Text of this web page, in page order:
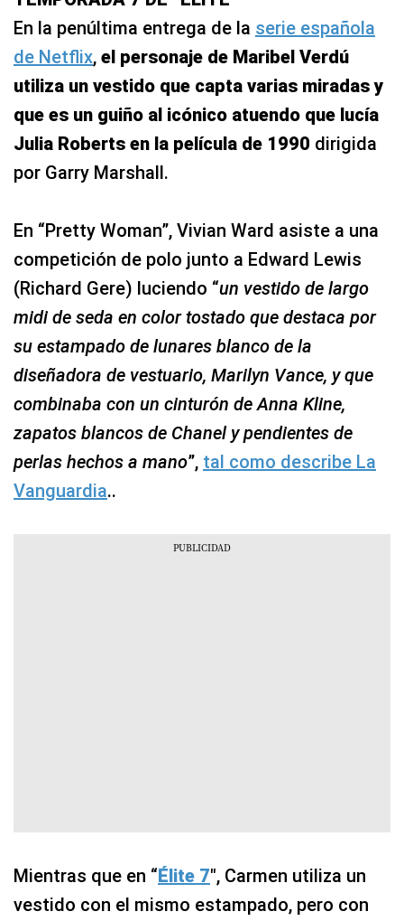
En la penúltima entrega de la serie española
de Netflix, el personaje de Maribel Verdú
utiliza un vestido que capta varias miradas y
que es un guiño al icónico atuendo que lucía
Julia Roberts en la película de 1990 dirigida
por Garry Marshall.
En “Pretty Woman”, Vivian Ward asiste a una
competición de polo junto a Edward Lewis
(Richard Gere) luciendo “un vestido de largo
midi de seda en color tostado que destaca por
su estampado de lunares blanco de la
diseñadora de vestuario, Marilyn Vance, y que
combinaba con un cinturón de Anna Kline,
zapatos blancos de Chanel y pendientes de
perlas hechos a mano”, tal como describe La
Vanguardia..
Mientras que en “Élite 7″, Carmen utiliza un
vestido con el mismo estampado, pero con